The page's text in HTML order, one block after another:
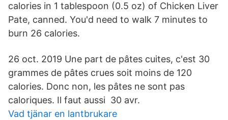
calories in 1 tablespoon (0.5 oz) of Chicken Liver
Pate, canned. You'd need to walk 7 minutes to
burn 26 calories.
26 oct. 2019 Une part de pâtes cuites, c'est 30
grammes de pâtes crues soit moins de 120
calories. Donc non, les pâtes ne sont pas
caloriques. Il faut aussi 30 avr.
Vad tjänar en lantbrukare